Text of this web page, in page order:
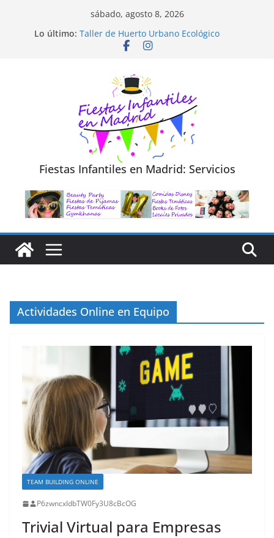
sábado, agosto 8, 2026
Lo último: Taller de Huerto Urbano Ecológico
TALLER FOTOGRAFÍA LA NATURALEZA
Trivial Virtual para niños
Fiestas Infantiles en Madrid: Servicios
Actividades Online en Equipo
TEAM BUILDING ONLINE
P6zwncxIdbTW0Fy3U8cBcOG
Trivial Virtual para Empresas